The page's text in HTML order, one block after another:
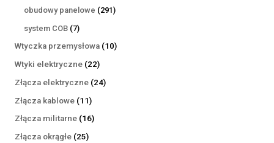
produkty
obudowy panelowe 291291
system COB 77
produktów
Wtyczka przemysłowa 1010
Wtyki elektryczne 2222
produkty
Złącza elektryczne 2424
Złącza kablowe 1111
produktów
Złącza militarne 1616
Złącza okrągłe 2525